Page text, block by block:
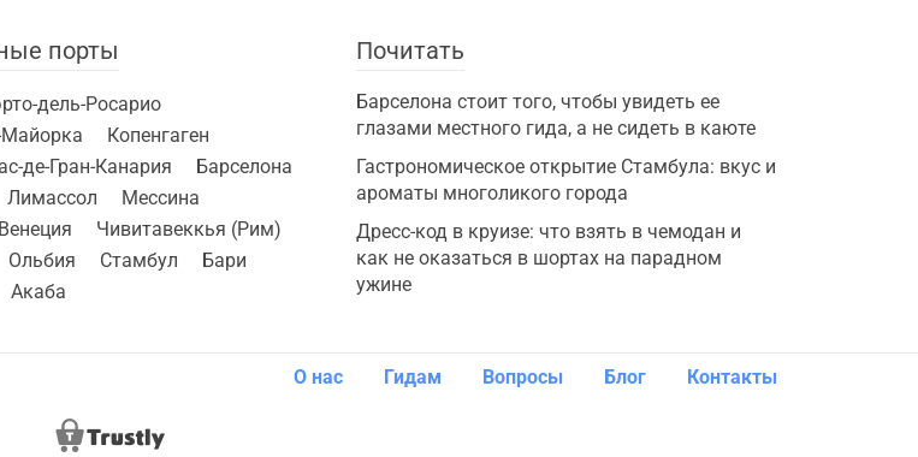
порты
дель-Росарио
Копенгаген
де-Гран-Канария
Барселона
Лимассол
Мессина
Венеция
Чивитавеккья (Рим)
Ольбия Стамбул
Бари
Акаба
Почитать
Барселона стоит того, чтобы увидеть ее
глазами местного гида, а не сидеть в каюте
Гастрономическое открытие Стамбула: вкус и
ароматы многоликого города
Дресс-код в круизе: что взять в чемодан и
как не оказаться в шортах на парадном
ужине
О нас Гидам Вопросы Блог Контакты